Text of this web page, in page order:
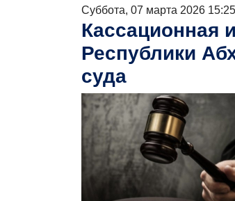
Суббота, 07 марта 2026 15:25
Кассационная
Республики
суда